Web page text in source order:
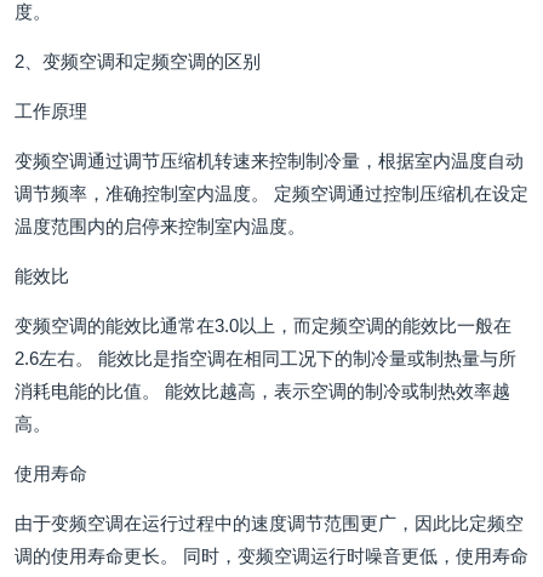
度。
2、变频空调和定频空调的区别
工作原理
变频空调通过调节压缩机转速来控制制冷量，根据室内温度自动
调节频率，准确控制室内温度。 定频空调通过控制压缩机在设定
温度范围内的启停来控制室内温度。
能效比
变频空调的能效比通常在3.0以上，而定频空调的能效比一般在
2.6左右。 能效比是指空调在相同工况下的制冷量或制热量与所
消耗电能的比值。 能效比越高，表示空调的制冷或制热效率越
高。
使用寿命
由于变频空调在运行过程中的速度调节范围更广，因此比定频空
调的使用寿命更长。 同时，变频空调运行时噪音更低，使用寿命